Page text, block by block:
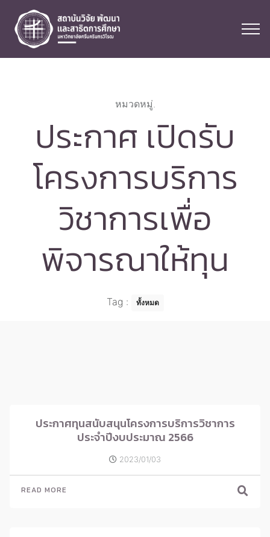
หมวดหมู่.
ประกาศ เปิดรับ
โครงการบริการ
วิชาการเพื่อ
พิจารณาให้ทุน
Tag : ทั้งหมด
ประกาศทุนสนับสนุนโครงการบริการวิชาการ
ประจำปีงบประมาณ 2566
2023/01/03
READ MORE